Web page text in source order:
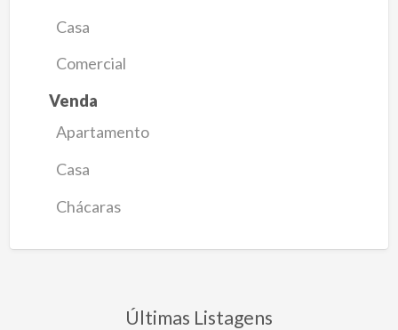
Casa
Comercial
Venda
Apartamento
Casa
Chácaras
Últimas Listagens